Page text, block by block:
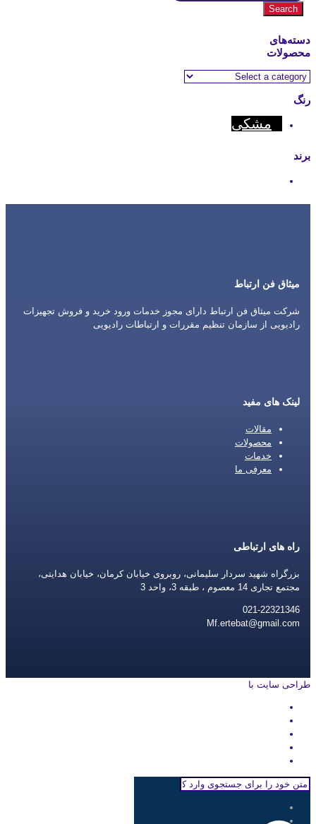
for:
Search
دسته‌های
محصولات
رنگ
مشکی
برند
میثاق فن ارتباط
شرکت میثاق فن ارتباط دارای مجوز خدمات ورود خرید و فروش تجهیزات
رادیویی از سازمان تنظیم مقررات و ارتباطات رادیویی
لینک های مفید
مقالات
محصولات
خدمات
معرفی ما
راه های ارتباطی
بزرگراه شهید سردار سلیمانی، روبروی خیابان کرمان، خیابان هدایتی،
مجتمع تجاری 14 معصوم ، طبقه 3، واحد 3
021-22321346
Mf.ertebat@gmail.com
طراحی سایت با